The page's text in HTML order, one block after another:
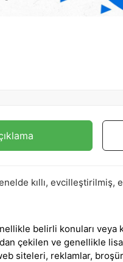
kıllı, evcilleştirilmiş,
belirli konuları
çekilen ve genellikle
siteleri, reklamlar,